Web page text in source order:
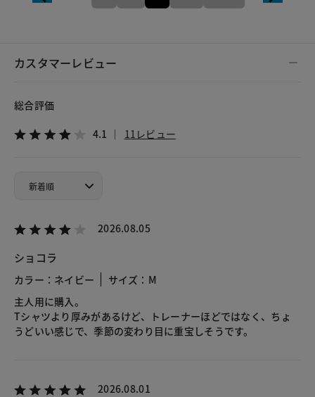
カスタマーレビュー
総合評価
4.1 11レビュー
2026.08.05
ショコラ
カラー：ネイビー
サイズ：M
主人用に購入。
Tシャツより厚みがあるけど、トレーナーほどではなく、ちょ
うどいい感じで、季節の変わり目に重宝しそうです。
2026.08.01